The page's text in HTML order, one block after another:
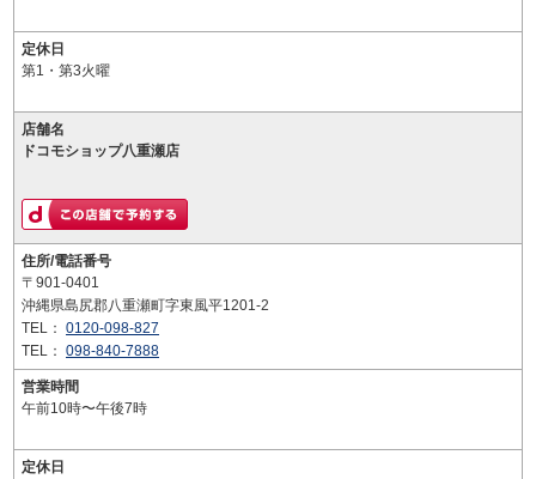
定休日
第1・第3火曜
店舗名
ドコモショップ八重瀬店
住所/電話番号
〒901-0401
沖縄県島尻郡八重瀬町字東風平1201-2
TEL： 0120-098-827
TEL： 098-840-7888
営業時間
午前10時〜午後7時
定休日